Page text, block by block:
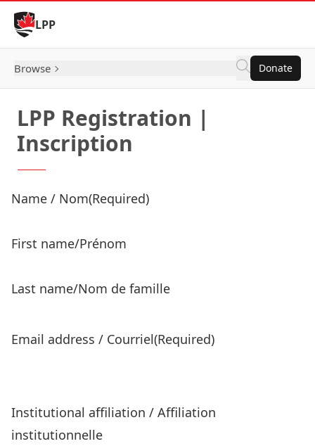
Skip to Content
LPP
Browse Donate
LPP Registration |
Inscription
Name / Nom(Required)
First name/Prénom
Last name/Nom de famille
Email address / Courriel(Required)
Institutional affiliation / Affiliation
institutionnelle
Product Name